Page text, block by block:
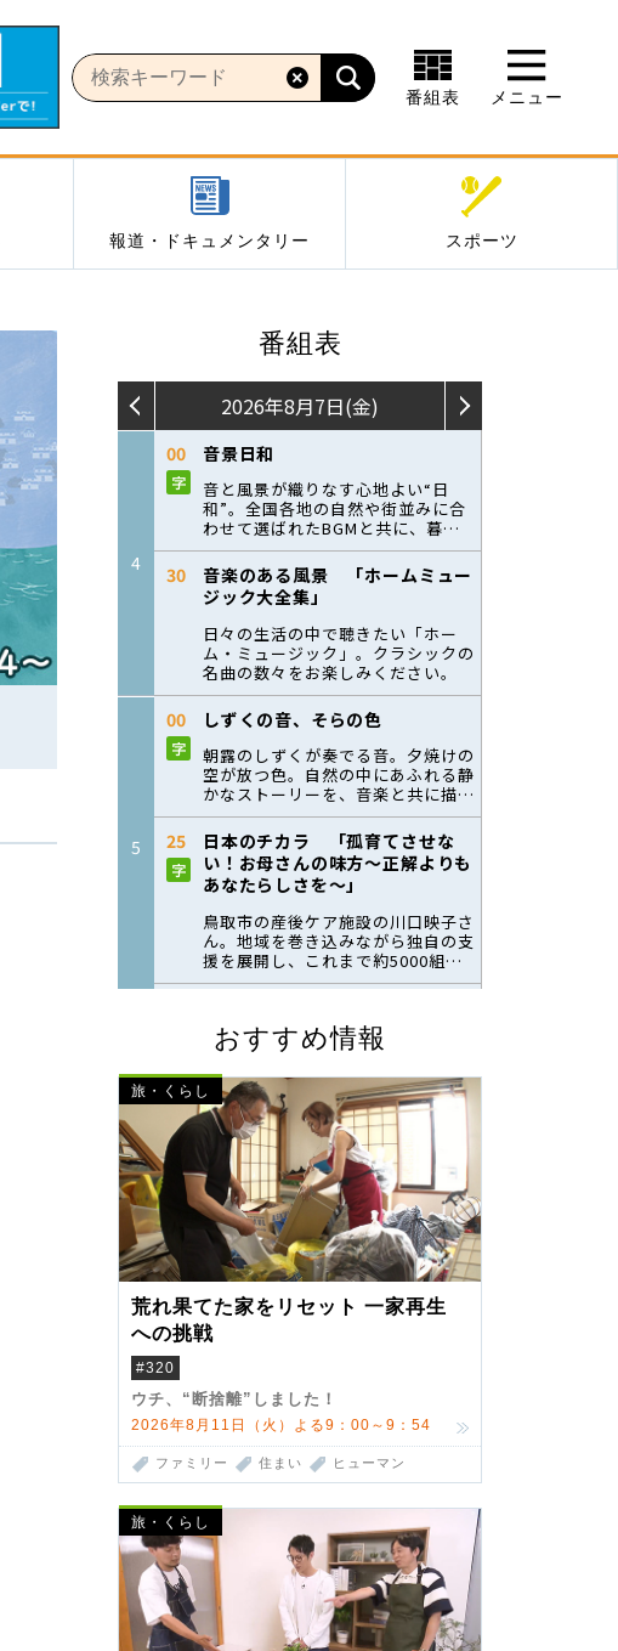
番組表 メニュー
報道・ドキュメンタリー スポーツ
番組表
おすすめ情報
旅・くらし
荒れ果てた家をリセット 一家再生
への挑戦
#320
ウチ、“断捨離”しました！
2026年8月11日（火）よる9：00～9：54
ファミリー 住まい ヒューマン
旅・くらし